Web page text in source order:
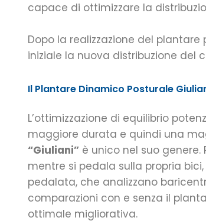
capace di ottimizzare la
Dopo la realizzazione del
iniziale la nuova distribuzione del
Il Plantare Dinamico Posturale
L’ottimizzazione di equilibrio
maggiore durata e quindi una
“Giuliani” è unico nel suo
mentre si pedala sulla propria
pedalata, che analizzano
comparazioni con e senza il
ottimale migliorativa.